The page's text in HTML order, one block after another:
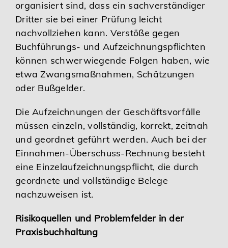
organisiert sind, dass ein sachverständiger
Dritter sie bei einer Prüfung leicht
nachvollziehen kann. Verstöße gegen
Buchführungs- und Aufzeichnungspflichten
können schwerwiegende Folgen haben, wie
etwa Zwangsmaßnahmen, Schätzungen
oder Bußgelder.
Die Aufzeichnungen der Geschäftsvorfälle
müssen einzeln, vollständig, korrekt, zeitnah
und geordnet geführt werden. Auch bei der
Einnahmen-Überschuss-Rechnung besteht
eine Einzelaufzeichnungspflicht, die durch
geordnete und vollständige Belege
nachzuweisen ist.
Risikoquellen und Problemfelder in der
Praxisbuchhaltung